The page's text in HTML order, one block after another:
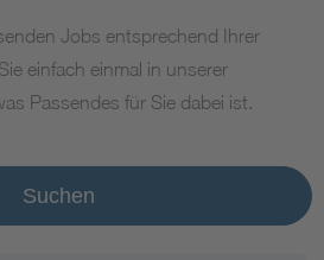
Jobs entsprechend Ihrer
einfach einmal in unserer
Passendes für Sie dabei ist.
Suchen